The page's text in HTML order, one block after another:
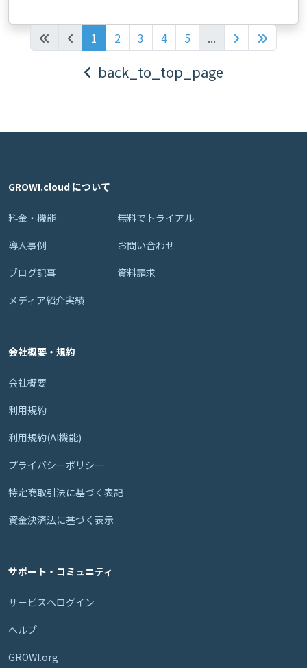
1 2 3 4 5 ...
back_to_top_page
GROWI.cloud について
料金・機能
導入事例
ブログ記事
メディア紹介実績
無料でトライアル
お問い合わせ
資料請求
会社概要・規約
会社概要
利用規約
利用規約(AI機能)
プライバシーポリシー
特定商取引法に基づく表記
資金決済法に基づく表示
サポート・コミュニティ
サービスへログイン
ヘルプ
GROWI.org